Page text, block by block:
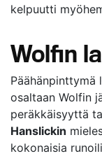
kelpuutti
Wolfin
Päähänpinttymä
osaltaan Wolfin
peräkkäisyyttä
Hanslickin
kokonaisia